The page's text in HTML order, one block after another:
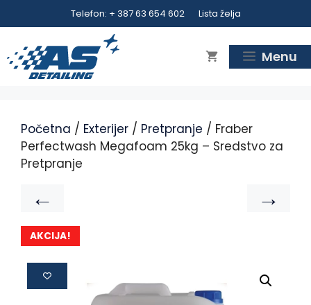
Telefon: + 387 63 654 602 Lista želja
Menu
Početna / Exterijer / Pretpranje / Fraber
Perfectwash Megafoam 25kg – Sredstvo za
Pretpranje
← →
AKCIJA!